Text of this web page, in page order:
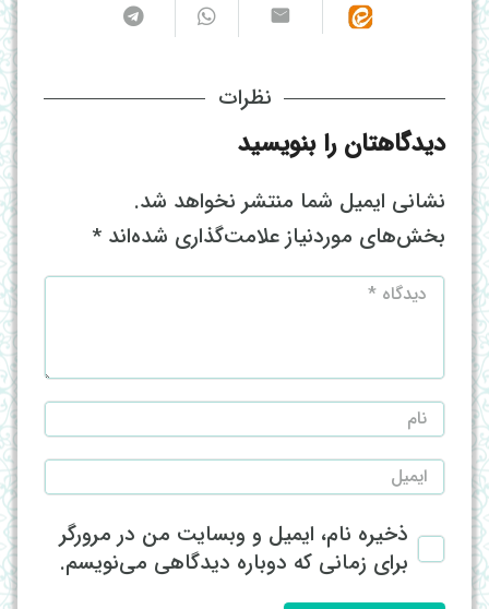
نظرات
دیدگاهتان را بنویسید
نشانی ایمیل شما منتشر نخواهد شد.
بخش‌های موردنیاز علامت‌گذاری شده‌اند *
ذخیره نام، ایمیل و وبسایت من در مرورگر
برای زمانی که دوباره دیدگاهی می‌نویسم.